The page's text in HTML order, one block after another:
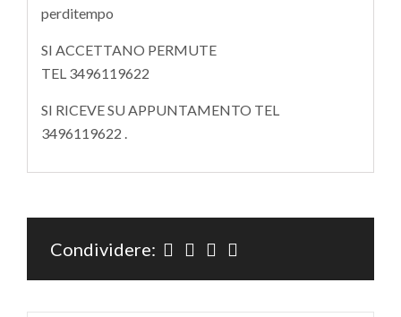
perditempo
SI ACCETTANO PERMUTE
TEL 3496119622
SI RICEVE SU APPUNTAMENTO TEL
3496119622 .
Condividere: